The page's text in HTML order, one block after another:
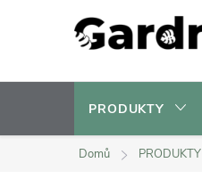
PRODUKTY
Domů PRODUKTY